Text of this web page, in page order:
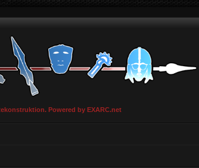
Powered by EXARC.net